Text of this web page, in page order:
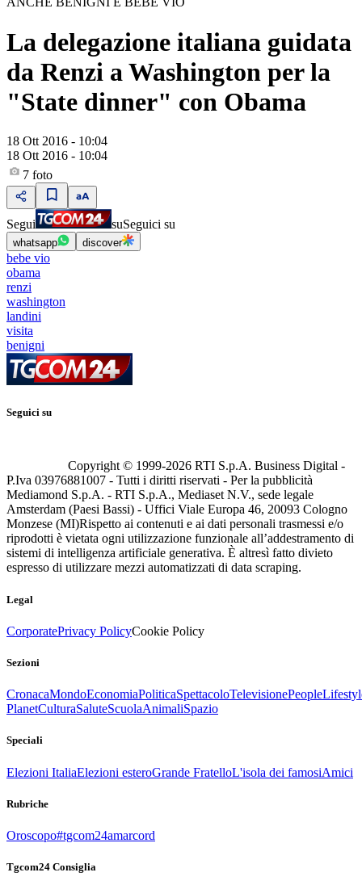
La delegazione italiana guidata
da Renzi a Washington per la
"State dinner" con Obama
18 Ott 2016 - 10:04
18 Ott 2016 - 10:04
7 foto
Segui suSeguici su
whatsapp discover
bebe vio
obama
renzi
washington
landini
visita
benigni
Seguici su
Copyright © 1999-2026 RTI S.p.A. Business Digital -
P.Iva 03976881007 - Tutti i diritti riservati - Per la pubblicità
Mediamond S.p.A. - RTI S.p.A., Mediaset N.V., sede legale
Amsterdam (Paesi Bassi) - Uffici Viale Europa 46, 20093 Cologno
Monzese (MI)Rispetto ai contenuti e ai dati personali trasmessi e/o
riprodotti è vietata ogni utilizzazione funzionale all’addestramento di
sistemi di intelligenza artificiale generativa. È altresì fatto divieto
espresso di utilizzare mezzi automatizzati di data scraping.
Legal
CorporatePrivacy PolicyCookie Policy
Sezioni
CronacaMondoEconomiaPoliticaSpettacoloTelevisionePeople
PlanetCulturaSaluteScuolaAnimaliSpazio
Speciali
Elezioni ItaliaElezioni esteroGrande FratelloL'isola dei famosiAmici
Rubriche
Oroscopo#tgcom24amarcord
Tgcom24 Consiglia